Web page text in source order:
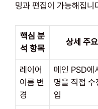
밍과 편집이 가능해집니
핵심 분
석 항목
상세 주
레이어
이름 변
경
메인 PSD에
명을 직접 수
입